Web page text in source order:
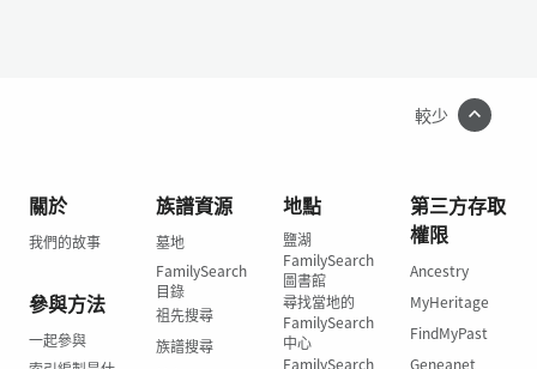
較少
關於
我們的故事
參與方法
一起參與
族譜資源
墓地
FamilySearch
目錄
祖先搜尋
族譜搜尋
地點
鹽湖
FamilySearch
圖書館
尋找當地的
FamilySearch
中心
FamilySearch
第三方存取
權限
Ancestry
MyHeritage
FindMyPast
Geneanet